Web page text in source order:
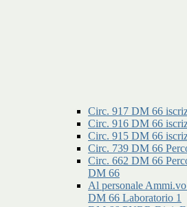
Circ. 917 DM 66
Circ. 916 DM 66
Circ. 915 DM 66
Circ. 739 DM 66
Circ. 662 DM 66
DM 66
Al personale
DM 66 Laboratorio 1